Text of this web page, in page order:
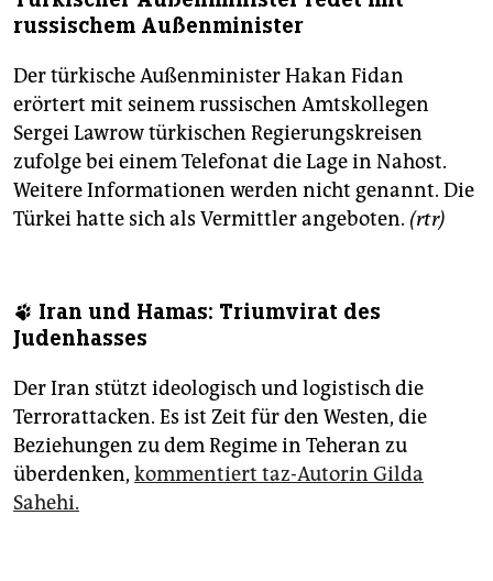
russischem Außenminister
Der türkische Außenminister Hakan Fidan
erörtert mit seinem russischen Amtskollegen
Sergei Lawrow türkischen Regierungskreisen
zufolge bei einem Telefonat die Lage in Nahost.
Weitere Informationen werden nicht genannt. Die
Türkei hatte sich als Vermittler angeboten. (rtr)
🐾 Iran und Hamas: Triumvirat des
Judenhasses
Der Iran stützt ideologisch und logistisch die
Terrorattacken. Es ist Zeit für den Westen, die
Beziehungen zu dem Regime in Teheran zu
überdenken, kommentiert taz-Autorin Gilda
Sahehi.